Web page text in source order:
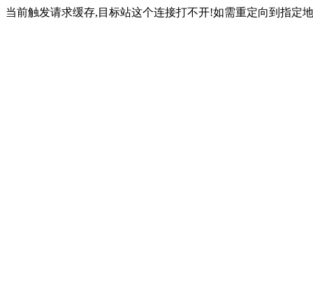
当前触发请求缓存,目标站这个连接打不开!如需重定向到指定